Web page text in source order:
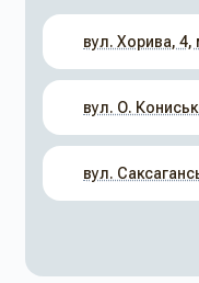
вул. Хорива, 4,
вул. О.
вул.